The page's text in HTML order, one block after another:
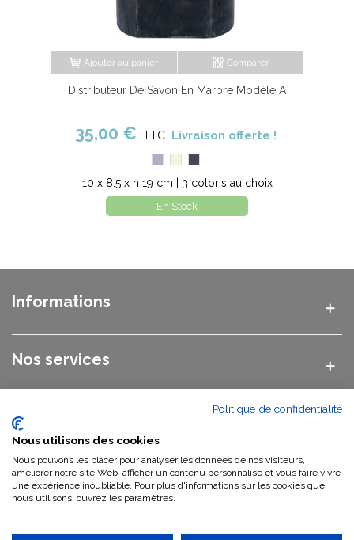
Ajouter au panier Comparer
Distributeur De Savon En Marbre Modèle A
35,00 € TTC Livraison offerte !
10 x 8.5 x h 19 cm | 3 coloris au choix
| En Stock |
Informations
Nos services
Nos catégories
Nous contacter
Politique de confidentialité
Nous utilisons des cookies
Nous pouvons les placer pour analyser les données de nos visiteurs,
améliorer notre site Web, afficher un contenu personnalisé et vous faire vivre
une expérience inoubliable. Pour plus d'informations sur les cookies que
nous utilisons, ouvrez les paramètres.